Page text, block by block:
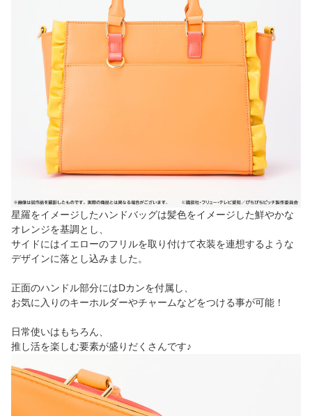
星羅をイメージしたハンドバッグは髪色をイメージした鮮やかな
オレンジを基調とし、
サイドにはイエローのフリルを取り付けて衣装を連想するような
デザインに落とし込みました。
正面のハンドル部分にはDカンを付属し、
お気に入りのキーホルダーやチャームなどをつける事が可能！
日常使いはもちろん、
推し活を楽しむ要素が盛りだくさんです♪